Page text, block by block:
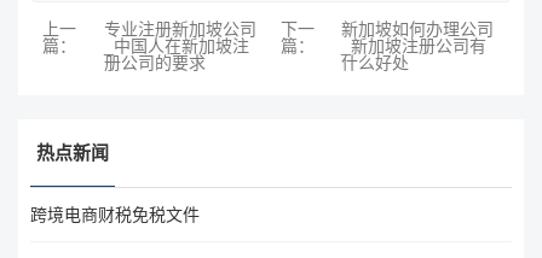
上一
篇：
专业注册新加坡公司
_中国人在新加坡注
册公司的要求
下一
篇：
新加坡如何办理公司
_新加坡注册公司有
什么好处
热点新闻
跨境电商财税免税文件